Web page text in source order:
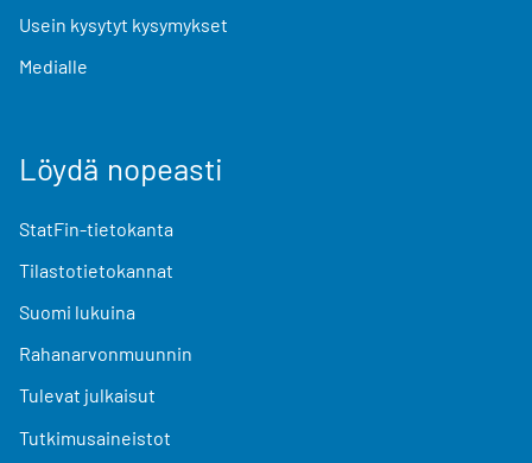
Usein kysytyt kysymykset
Medialle
Löydä nopeasti
StatFin-tietokanta
Tilastotietokannat
Suomi lukuina
Rahanarvonmuunnin
Tulevat julkaisut
Tutkimusaineistot